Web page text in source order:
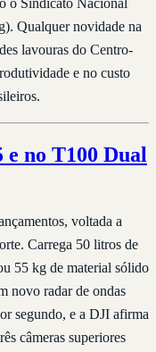
o Sindicato Nacional
Qualquer novidade na
lavouras do Centro-
e no custo
e no T100 Dual
voltada a
Carrega 50 litros de
55 kg de material sólido
novo radar de ondas
segundo, e a DJI afirma
câmeras superiores